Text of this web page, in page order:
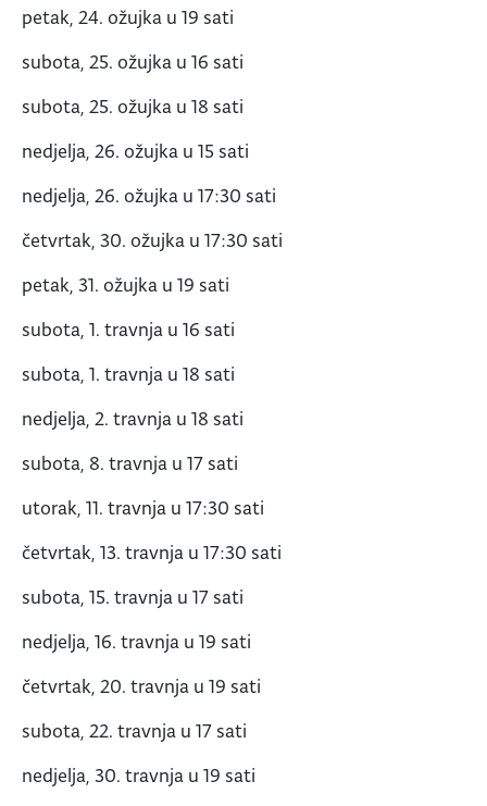
petak, 24. ožujka u 19 sati
subota, 25. ožujka u 16 sati
subota, 25. ožujka u 18 sati
nedjelja, 26. ožujka u 15 sati
nedjelja, 26. ožujka u 17:30 sati
četvrtak, 30. ožujka u 17:30 sati
petak, 31. ožujka u 19 sati
subota, 1. travnja u 16 sati
subota, 1. travnja u 18 sati
nedjelja, 2. travnja u 18 sati
subota, 8. travnja u 17 sati
utorak, 11. travnja u 17:30 sati
četvrtak, 13. travnja u 17:30 sati
subota, 15. travnja u 17 sati
nedjelja, 16. travnja u 19 sati
četvrtak, 20. travnja u 19 sati
subota, 22. travnja u 17 sati
nedjelja, 30. travnja u 19 sati